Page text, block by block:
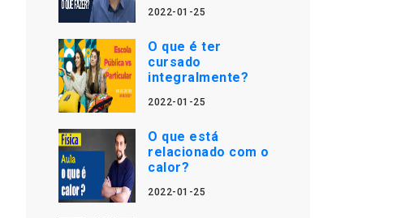
2022-01-25
O que é ter
cursado
integralmente?
2022-01-25
O que está
relacionado com o
calor?
2022-01-25